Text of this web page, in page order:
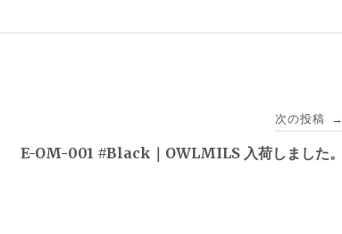
次の投稿 →
E-OM-001 #Black｜OWLMILS 入荷しました。